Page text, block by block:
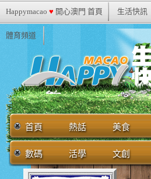
Happymacao ♥ 開心澳門 首頁 生活快訊
體育頻道
首頁 熱話 美食
數碼 活學 文創